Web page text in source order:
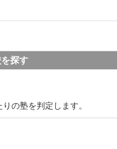
探す
の塾を判定します。